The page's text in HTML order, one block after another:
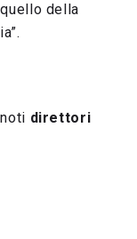
della
direttori